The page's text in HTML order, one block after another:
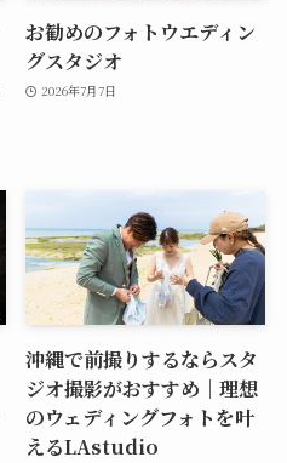
お勧めのフォトウエディン
グスタジオ
2026年7月7日
沖縄で前撮りするならスタ
ジオ撮影がおすすめ｜理想
のウェディングフォトを叶
えるLAstudio